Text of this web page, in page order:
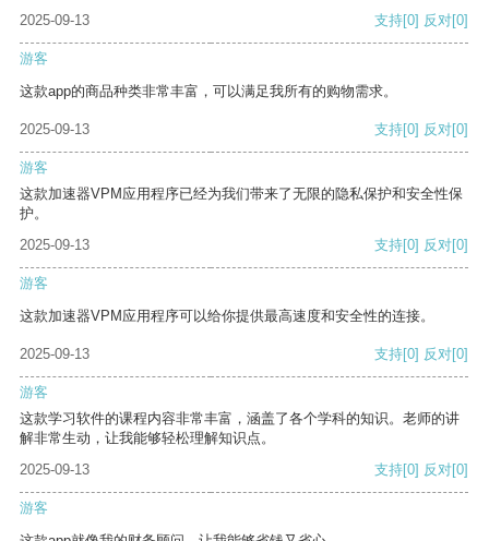
2025-09-13 支持[0] 反对[0]
游客
这款app的商品种类非常丰富，可以满足我所有的购物需求。
2025-09-13 支持[0] 反对[0]
游客
这款加速器VPM应用程序已经为我们带来了无限的隐私保护和安全性保
护。
2025-09-13
支持[0] 反对[0]
游客
这款加速器VPM应用程序可以给你提供最高速度和安全性的连接。
2025-09-13 支持[0] 反对[0]
游客
这款学习软件的课程内容非常丰富，涵盖了各个学科的知识。老师的讲
解非常生动，让我能够轻松理解知识点。
2025-09-13
支持[0] 反对[0]
游客